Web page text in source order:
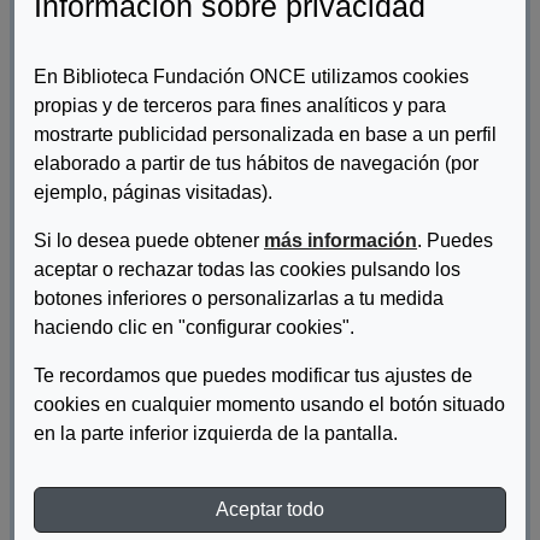
En Biblioteca Fundación ONCE utilizamos cookies
propias y de terceros para fines analíticos y para
mostrarte publicidad personalizada en base a un perfil
elaborado a partir de tus hábitos de navegación (por
ejemplo, páginas visitadas).
Si lo desea puede obtener más información. Puedes
aceptar o rechazar todas las cookies pulsando los
botones inferiores o personalizarlas a tu medida
haciendo clic en "configurar cookies".
Te recordamos que puedes modificar tus ajustes de
cookies en cualquier momento usando el botón situado
en la parte inferior izquierda de la pantalla.
Aceptar todo
reglamento
Óscar
Colección Accesibilidad
Catálogo X Bienal de Arte
Varios
Fuera De Colección
Adicciones a Sustancias y
Discapacidad: análisis para la
inclusión laboral
Llona; UNAD; Areté Activa